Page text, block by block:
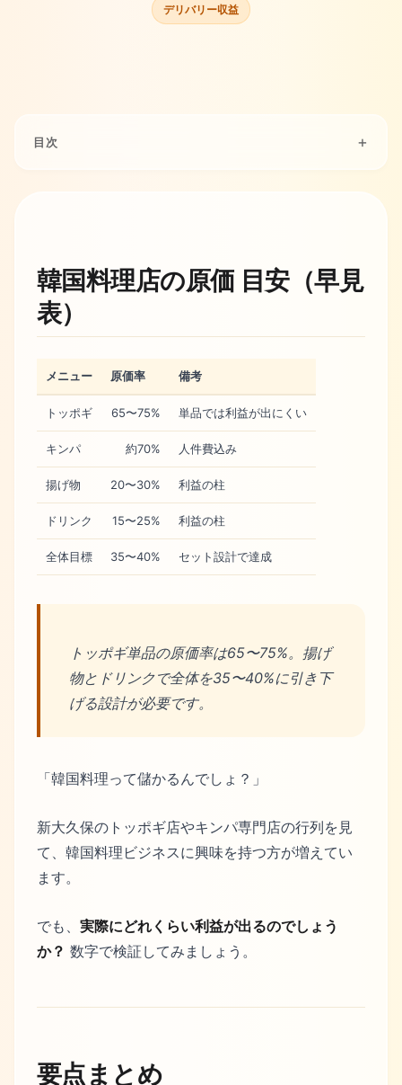
デリバリー収益
目次
韓国料理店の原価 目安（早見
表）
メニュー 原価率 備考
トッポギ 65〜75% 単品では利益が出にくい
キンパ 約70% 人件費込み
揚げ物 20〜30% 利益の柱
ドリンク 15〜25% 利益の柱
全体目標 35〜40% セット設計で達成
トッポギ単品の原価率は65〜75%。揚げ
物とドリンクで全体を35〜40%に引き下
げる設計が必要です。
「韓国料理って儲かるんでしょ？」
新大久保のトッポギ店やキンパ専門店の行列を見
て、韓国料理ビジネスに興味を持つ方が増えてい
ます。
でも、 実際にどれくらい利益が出るのでしょう
か？ 数字で検証してみましょう。
要点まとめ